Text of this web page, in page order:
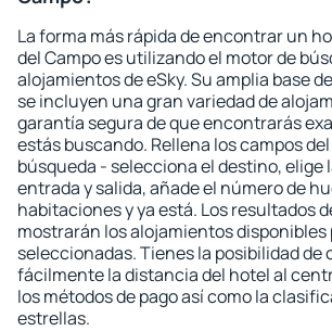
La forma más rápida de encontrar un
del Campo es utilizando el motor de
alojamientos de eSky. Su amplia base
se incluyen una gran variedad de
garantía segura de que encontrarás
estás buscando. Rellena los campos
búsqueda - selecciona el destino, elige
entrada y salida, añade el número de
habitaciones y ya está. Los resultados
mostrarán los alojamientos disponibles
seleccionadas. Tienes la posibilidad de
fácilmente la distancia del hotel al
los métodos de pago así como la
estrellas.